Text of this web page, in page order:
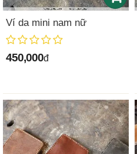
Ví da mini nam nữ
450,000đ